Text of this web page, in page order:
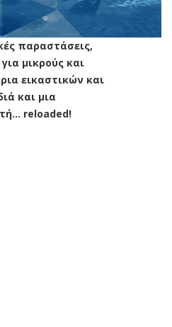
παραστάσεις,
μικρούς και
εικαστικών και
και μια
reloaded!